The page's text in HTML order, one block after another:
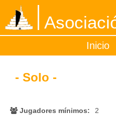
Inicio
- Solo -
Jugadores mínimos:
2